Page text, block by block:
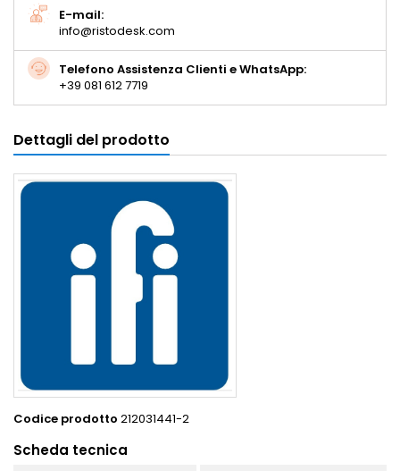
E-mail:
info@ristodesk.com
Telefono Assistenza Clienti e WhatsApp:
+39 081 612 7719
Dettagli del prodotto
Codice prodotto 212031441-2
Scheda tecnica